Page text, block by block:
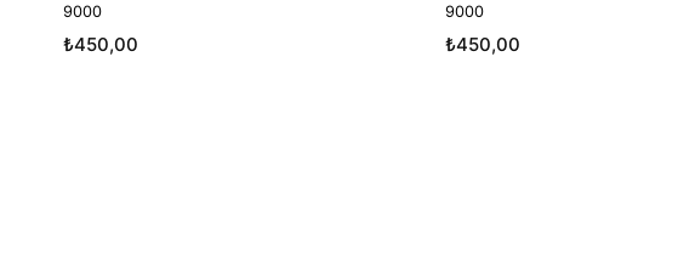
9000
₺450,00
9000
₺450,00